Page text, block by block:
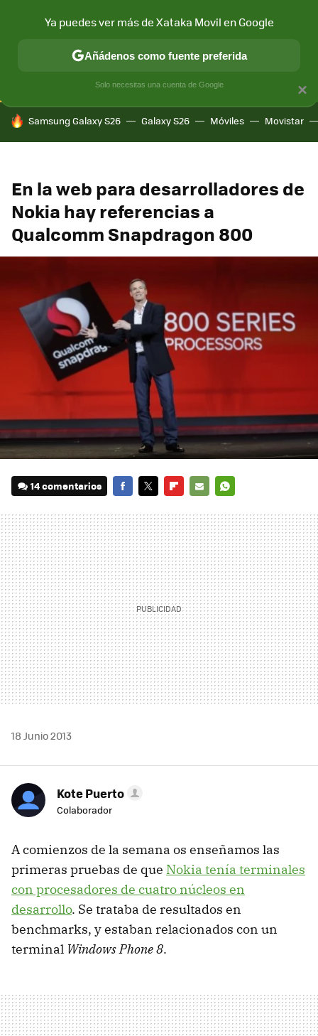
CONECTIVIDAD MÓVIL Y SOCIEDAD APLICACIONES
HOY SE HABLA DE
Samsung Galaxy S26 Galaxy S26 Móviles Movistar
En la web para desarrolladores de
Nokia hay referencias a
Qualcomm Snapdragon 800
14 comentarios
MAIL
18 Junio 2013
Kote Puerto
Colaborador
A comienzos de la semana os enseñamos las
primeras pruebas de que Nokia tenía terminales
con procesadores de cuatro núcleos en
desarrollo. Se trataba de resultados en
benchmarks, y estaban relacionados con un
terminal Windows Phone 8.
×
Ya puedes ver más de Xataka Movil en Google
Añádenos como fuente preferida
Solo necesitas una cuenta de Google